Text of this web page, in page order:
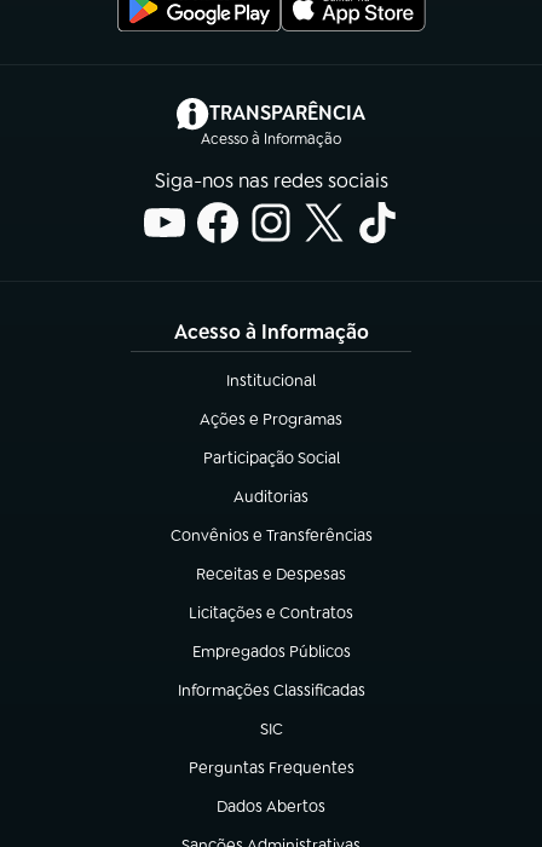
TRANSPARÊNCIA
Acesso à Informação
(abre em nova aba)
Siga-nos nas redes sociais
Acesso à Informação
Institucional
(abre em nova aba)
Ações e Programas
(abre em nova aba)
Participação Social
(abre em nova aba)
Auditorias
(abre em nova aba)
Convênios e Transferências
(abre em nova aba)
Receitas e Despesas
(abre em nova aba)
Licitações e Contratos
(abre em nova aba)
Empregados Públicos
(abre em nova aba)
Informações Classificadas
(abre em nova aba)
SIC
(abre em nova aba)
Perguntas Frequentes
(abre em nova aba)
Dados Abertos
(abre em nova aba)